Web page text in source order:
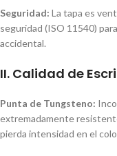
Seguridad: La tapa es
seguridad (ISO 11540)
accidental.
II. Calidad de
Punta de Tungsteno:
extremadamente
pierda intensidad en el